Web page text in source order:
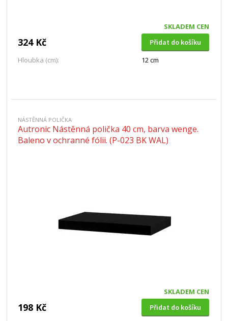
SKLADEM CEN
324 Kč
Přidat do košíku
Hloubka (cm):
12 cm
NÁSTĚNNÁ POLIČKA
Autronic Nástěnná polička 40 cm, barva wenge.
Baleno v ochranné fólii. (P-023 BK WAL)
SKLADEM CEN
198 Kč
Přidat do košíku